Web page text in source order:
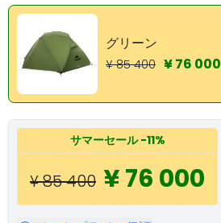
グリーン
¥ 85 400 ¥ 76 000
サマーセール-11%
¥ 85 400 ¥ 76 000